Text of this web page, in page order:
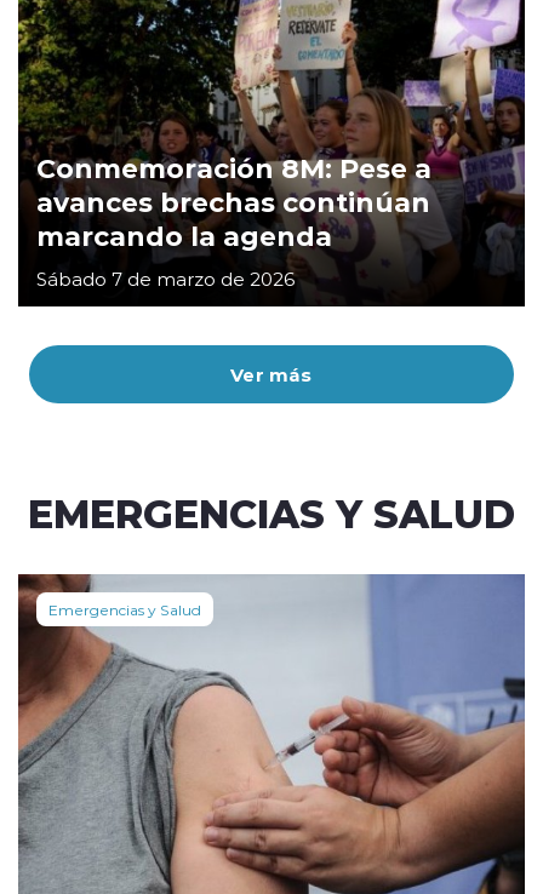
Ver más
Conmemoración 8M: Pese a
avances brechas continúan
marcando la agenda
Sábado 7 de marzo de 2026
EMERGENCIAS Y SALUD
Emergencias y Salud